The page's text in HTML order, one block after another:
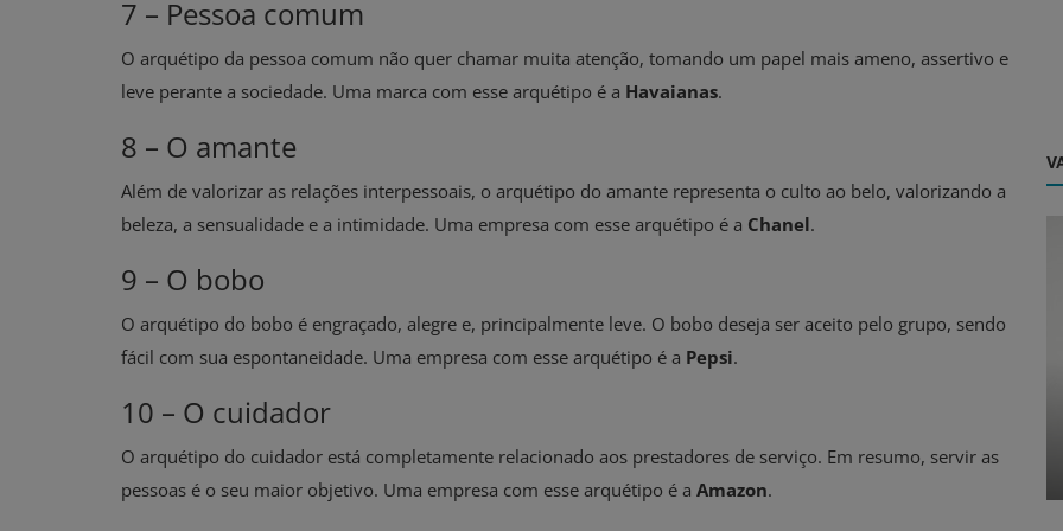
7 – Pessoa comum
O arquétipo da pessoa comum não quer chamar muita atenção, tomando um papel mais ameno, assertivo e
leve perante a sociedade. Uma marca com esse arquétipo é a Havaianas.
8 – O amante
Além de valorizar as relações interpessoais, o arquétipo do amante representa o culto ao belo, valorizando a
beleza, a sensualidade e a intimidade. Uma empresa com esse arquétipo é a Chanel.
9 – O bobo
O arquétipo do bobo é engraçado, alegre e, principalmente leve. O bobo deseja ser aceito pelo grupo, sendo
fácil com sua espontaneidade. Uma empresa com esse arquétipo é a Pepsi.
10 – O cuidador
O arquétipo do cuidador está completamente relacionado aos prestadores de serviço. Em resumo, servir as
pessoas é o seu maior objetivo. Uma empresa com esse arquétipo é a Amazon.
COMO CALCULAR O BENEFÍCIO
EMERGENCIAL – MP 936
Para Você Vender Ainda Mais!